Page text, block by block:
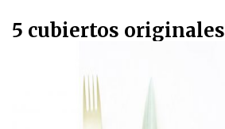
5 cubiertos originales